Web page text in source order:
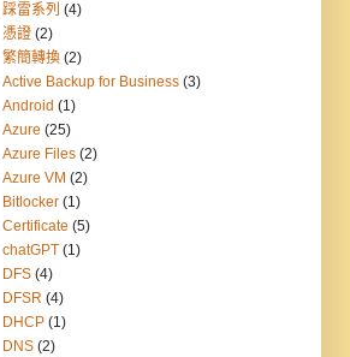
踩雷系列 (4)
憑證 (2)
繁簡轉換 (2)
Active Backup for Business (3)
Android (1)
Azure (25)
Azure Files (2)
Azure VM (2)
Bitlocker (1)
Certificate (5)
chatGPT (1)
DFS (4)
DFSR (4)
DHCP (1)
DNS (2)